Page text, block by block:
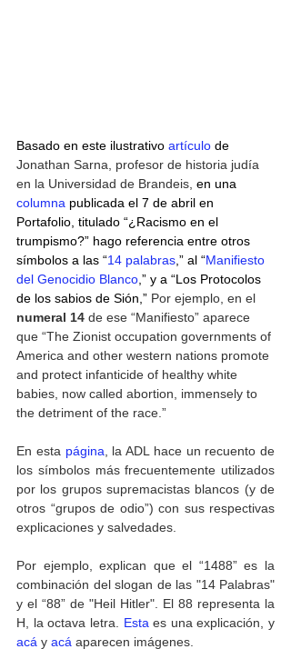
Basado en este ilustrativo artículo de
Jonathan Sarna, profesor de historia judía
en la Universidad de Brandeis, en una
columna publicada el 7 de abril en
Portafolio, titulado “¿Racismo en el
trumpismo?” hago referencia entre otros
símbolos a las “14 palabras ,” al “Manifiesto
del Genocidio Blanco ,” y a “Los Protocolos
de los sabios de Sión,” Por ejemplo, en el
numeral 14 de ese “Manifiesto” aparece
que “The Zionist occupation governments of
America and other western nations promote
and protect infanticide of healthy white
babies, now called abortion, immensely to
the detriment of the race.”
En esta página , la ADL hace un recuento de
los símbolos más frecuentemente utilizados
por los grupos supremacistas blancos (y de
otros “grupos de odio”) con sus respectivas
explicaciones y salvedades.
Por ejemplo, explican que el “1488” es la
combinación del slogan de las "14 Palabras"
y el “88” de "Heil Hitler". El 88 representa la
H, la octava letra. Esta
acá y acá aparecen imágenes.